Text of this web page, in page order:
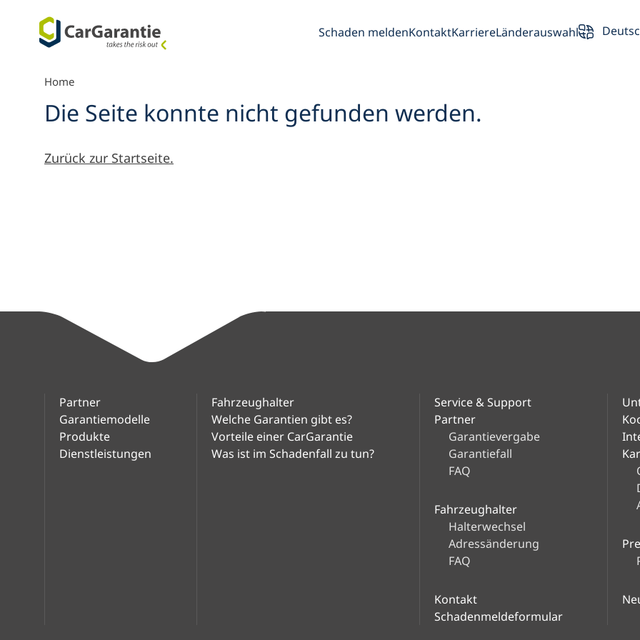
Zum Inhalt springen
Schaden meldenKontaktKarriereLänderauswahl
Support
Unternehmen
Home
Die Seite konnte nicht gefunden werden.
Zurück zur Startseite.
Partner
Garantiemodelle
Produkte
Dienstleistungen
Fahrzeughalter
Welche Garantien gibt es?
Vorteile einer CarGarantie
Was ist im Schadenfall zu tun?
Service & Support
Partner
Garantievergabe
Garantiefall
FAQ
Fahrzeughalter
Halterwechsel
Adressänderung
FAQ
Kontakt
Schadenmeldeformular